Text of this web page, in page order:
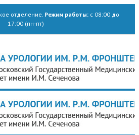
отделение. Режим работы:с 08:00 до
17:00 (пн-пт)